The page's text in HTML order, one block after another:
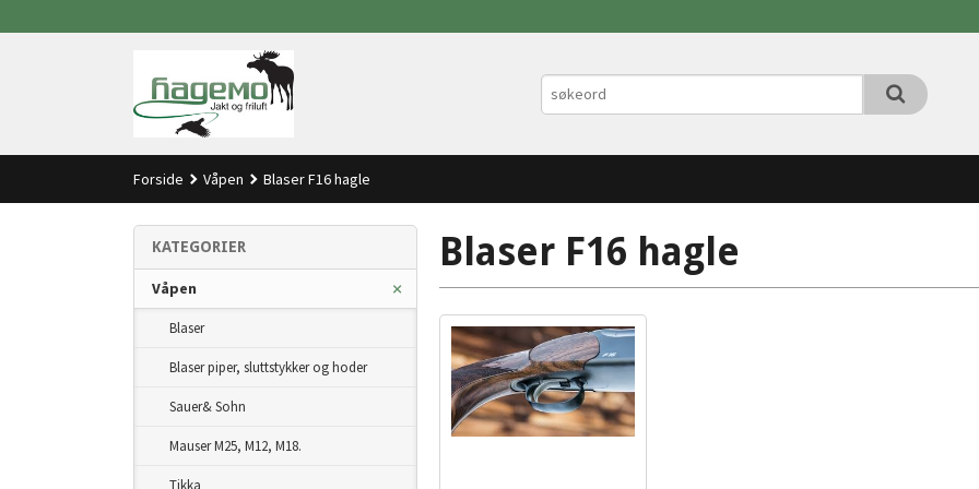
til
Forside Våpen Blaser F16 hagle
Blaser F16 hagle
KATEGORIER
Våpen
Blaser
Blaser piper, sluttstykker og hoder
Sauer& Sohn
Mauser M25, M12, M18.
Tikka